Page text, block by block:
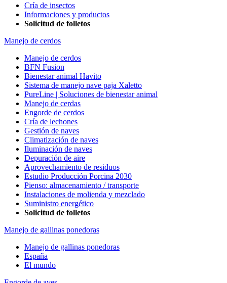
Cría de insectos
Informaciones y productos
Solicitud de folletos
Manejo de cerdos
Manejo de cerdos
BFN Fusion
Bienestar animal Havito
Sistema de manejo nave paja Xaletto
PureLine | Soluciones de bienestar animal
Manejo de cerdas
Engorde de cerdos
Cría de lechones
Gestión de naves
Climatización de naves
Iluminación de naves
Depuración de aire
Aprovechamiento de residuos
Estudio Producción Porcina 2030
Pienso: almacenamiento / transporte
Instalaciones de molienda y mezclado
Suministro energético
Solicitud de folletos
Manejo de gallinas ponedoras
Manejo de gallinas ponedoras
España
El mundo